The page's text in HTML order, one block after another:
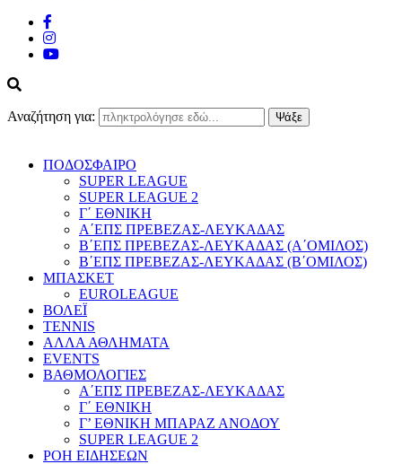
Αναζήτηση για:
ΠΟΔΟΣΦΑΙΡΟ
SUPER LEAGUE
SUPER LEAGUE 2
Γ΄ ΕΘΝΙΚΗ
Α΄ΕΠΣ ΠΡΕΒΕΖΑΣ-ΛΕΥΚΑΔΑΣ
Β΄ΕΠΣ ΠΡΕΒΕΖΑΣ-ΛΕΥΚΑΔΑΣ (Α΄ΟΜΙΛΟΣ)
Β΄ΕΠΣ ΠΡΕΒΕΖΑΣ-ΛΕΥΚΑΔΑΣ (Β΄ΟΜΙΛΟΣ)
ΜΠΑΣΚΕΤ
EUROLEAGUE
ΒΟΛΕΪ
TENNIS
ΑΛΛΑ ΑΘΛΗΜΑΤΑ
EVENTS
ΒΑΘΜΟΛΟΓΙΕΣ
Α΄ΕΠΣ ΠΡΕΒΕΖΑΣ-ΛΕΥΚΑΔΑΣ
Γ΄ ΕΘΝΙΚΗ
Γ’ ΕΘΝΙΚΗ ΜΠΑΡΑΖ ΑΝΟΔΟΥ
SUPER LEAGUE 2
ΡΟΗ ΕΙΔΗΣΕΩΝ